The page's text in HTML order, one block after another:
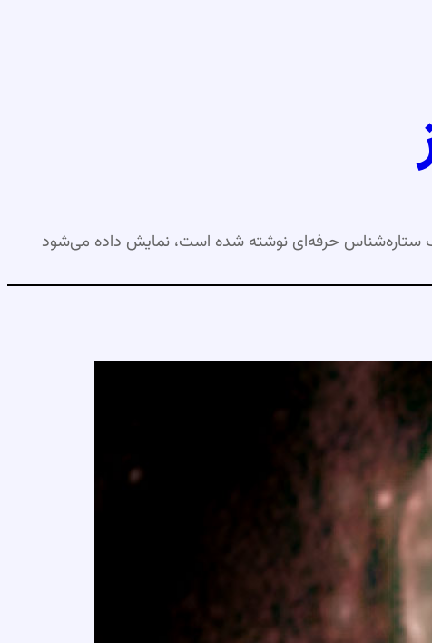
ستاره‌شناس حرفه‌ای نوشته شده است، نمایش داده می‌شود